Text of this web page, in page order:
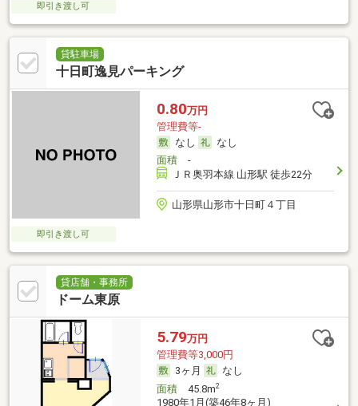
即引き渡し可
貸駐車場
十日町逸見パーキング
0.80万円
管理費等-
なし
なし
面積-
ＪＲ奥羽本線 山形駅 徒歩22分
山形県山形市十日町４丁目
即引き渡し可
貸店舗・事務所
ドーム東原
5.79万円
管理費等3,000円
3ヶ月
なし
面積45.8m2
1980年1月(築46年8ヶ月)